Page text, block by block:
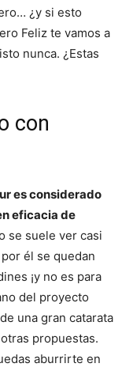
¿y si esto
Feliz te vamos a
nunca. ¿Estas
con
es considerado
eficacia de
se suele ver casi
él se quedan
¡y no es para
del proyecto
una gran catarata
propuestas.
aburrirte en